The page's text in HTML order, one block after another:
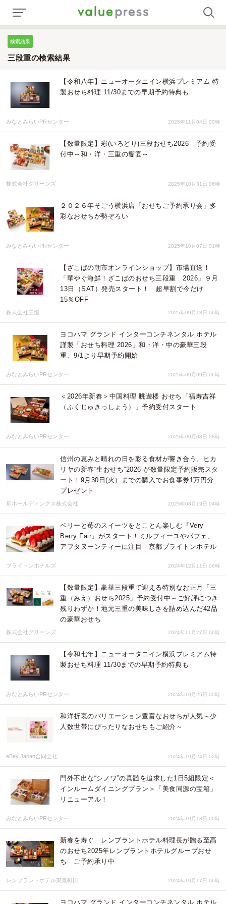
検索結果
三段重の検索結果
【令和八年】ニューオータニイン横浜プレミアム 特
製おせち料理 11/30までの早期予約特典も
みなとみらいPRセンター 2025年11月04日 00時
【数量限定】彩(いろどり)三段おせち2026 予約受
付中～和・洋・三重の饗宴～
株式会社グリーンズ 2025年10月31日 06時
２０２６年そごう横浜店「おせちご予約承り会」多
彩なおせちが勢ぞろい
みなとみらいPRセンター 2025年10月07日 01時
【ざこばの朝市オンラインショップ】市場直送！
「華やぐ海鮮！ざこばのおせち三段重 2026」９月
13日（SAT）発売スタート！ 超早割で今だけ
15％OFF
株式会社三恒 2025年09月13日 06時
ヨコハマ グランド インターコンチネンタル ホテル
謹製「おせち料理 2026」和・洋・中の豪華三段
重、9/1より早期予約開始
みなとみらいPRセンター 2025年09月09日 06時
＜2026年新春＞中国料理 眺遊楼 おせち「福寿吉祥
（ふくじゅきっしょう）」予約受付スタート
みなとみらいPRセンター 2025年09月08日 08時
信州の恵みと晴れの日を彩る食材が響き合う、ヒカ
リヤの新春“生おせち”2026 が数量限定予約販売スタ
ート！9月30日(火）までの購入でお食事券1万円分
プレゼント
扉ホールディングス株式会社 2025年08月19日 04時
ベリーと苺のスイーツをとことん楽しむ『Very
Berry Fair』がスタート！ミルフィーユやパフェ、
アフタヌーンティーに注目｜京都ブライトンホテル
ブライトンホテルズ 2024年12月11日 06時
【数量限定】豪華三段重で迎える特別なお正月「三
重（みえ）おせち2025」予約受付中～ご好評につき
残りわずか！地元三重の美味しさを詰め込んだ42品
の豪華おせち
株式会社グリーンズ 2024年11月27日 06時
【令和七年】ニューオータニイン横浜プレミアム特
製おせち料理 11/30までの早期予約特典も
みなとみらいPRセンター 2024年10月25日 00時
和洋折衷のバリエーション豊富なおせちが人気～少
人数世帯にぴったりなおせちもご紹介～
eBay Japan合同会社 2024年10月24日 02時
門外不出な“シノワ”の真髄を追求した1日5組限定＜
インルームダイニングプラン＞「美食同源の宝箱」
リニューアル！
みなとみらいPRセンター 2024年10月18日 00時
新春を寿ぐ レンブラントホテル料理長が贈る至高
のおせち2025年レンブラントホテルグループおせ
ち ご予約承り中
レンブラントホテル東京町田 2024年10月17日 06時
ヨコハマ グランド インターコンチネンタル ホテル